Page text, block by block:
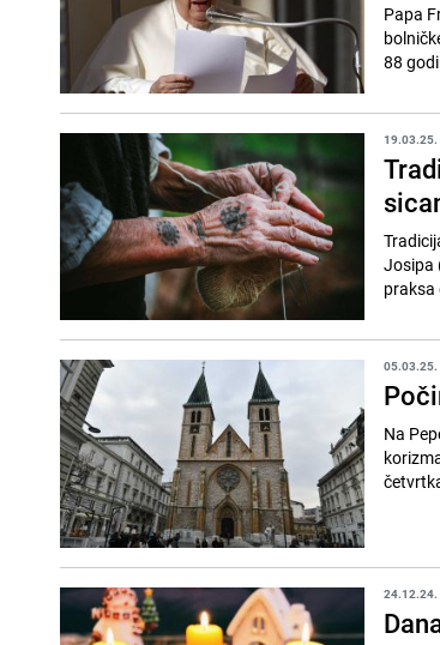
Papa
88
19.03.25.
Josipa
praksa
05.03.25.
Na
24.12.24.